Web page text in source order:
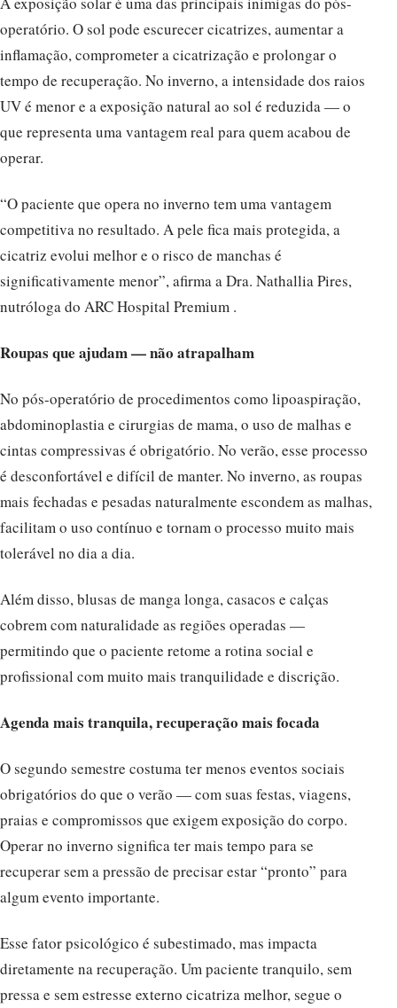
operatório. O sol pode escurecer cicatrizes, aumentar a
inflamação, comprometer a cicatrização e prolongar o
tempo de recuperação. No inverno, a intensidade dos raios
UV é menor e a exposição natural ao sol é reduzida — o
que representa uma vantagem real para quem acabou de
operar.
“O paciente que opera no inverno tem uma vantagem
competitiva no resultado. A pele fica mais protegida, a
cicatriz evolui melhor e o risco de manchas é
significativamente menor”, afirma a Dra. Nathallia Pires,
nutróloga do ARC Hospital Premium .
Roupas que ajudam — não atrapalham
No pós-operatório de procedimentos como lipoaspiração,
abdominoplastia e cirurgias de mama, o uso de malhas e
cintas compressivas é obrigatório. No verão, esse processo
é desconfortável e difícil de manter. No inverno, as roupas
mais fechadas e pesadas naturalmente escondem as malhas,
facilitam o uso contínuo e tornam o processo muito mais
tolerável no dia a dia.
Além disso, blusas de manga longa, casacos e calças
cobrem com naturalidade as regiões operadas —
permitindo que o paciente retome a rotina social e
profissional com muito mais tranquilidade e discrição.
Agenda mais tranquila, recuperação mais focada
O segundo semestre costuma ter menos eventos sociais
obrigatórios do que o verão — com suas festas, viagens,
praias e compromissos que exigem exposição do corpo.
Operar no inverno significa ter mais tempo para se
recuperar sem a pressão de precisar estar “pronto” para
algum evento importante.
Esse fator psicológico é subestimado, mas impacta
diretamente na recuperação. Um paciente tranquilo, sem
pressa e sem estresse externo cicatriza melhor, segue o